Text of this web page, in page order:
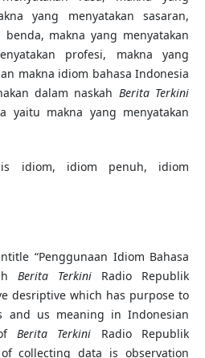
yang menyatakan sasaran,
makna yang menyatakan
profesi, makna yang
makna idiom bahasa Indonesia
dalam naskah Berita Terkini
yaitu makna yang menyatakan
idiom, idiom penuh, idiom
“Penggunaan Idiom Bahasa
Berita Terkini Radio Republik
desriptive which has purpose to
and us meaning in Indonesian
ofBerita Terkini Radio Republik
collecting data is observation